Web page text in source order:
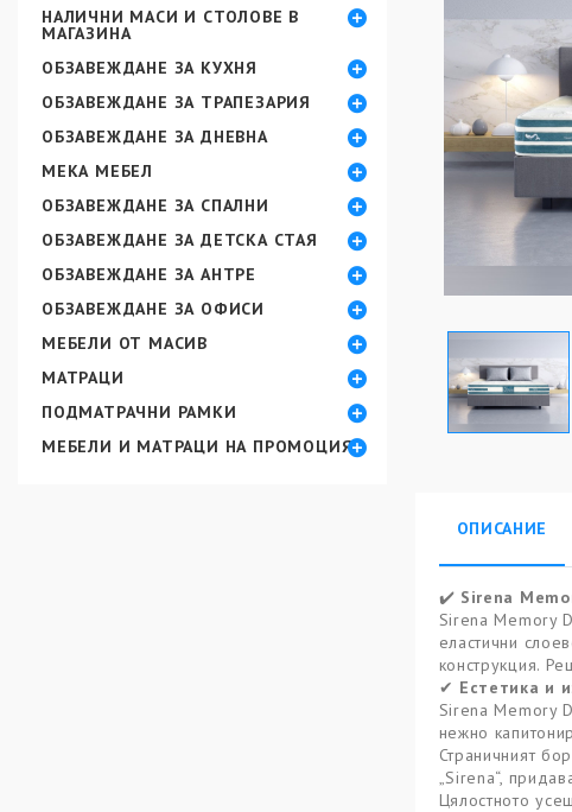
НАЛИЧНИ МАСИ И СТОЛОВЕ В
МАГАЗИНА
ОБЗАВЕЖДАНЕ ЗА КУХНЯ
ОБЗАВЕЖДАНЕ ЗА ТРАПЕЗАРИЯ
ОБЗАВЕЖДАНЕ ЗА ДНЕВНА
МЕКА МЕБЕЛ
ОБЗАВЕЖДАНЕ ЗА СПАЛНИ
ОБЗАВЕЖДАНЕ ЗА ДЕТСКА СТАЯ
ОБЗАВЕЖДАНЕ ЗА АНТРЕ
ОБЗАВЕЖДАНЕ ЗА ОФИСИ
МЕБЕЛИ ОТ МАСИВ
МАТРАЦИ
ПОДМАТРАЧНИ РАМКИ
МЕБЕЛИ И МАТРАЦИ НА ПРОМОЦИЯ
ОПИСАНИЕ
✔️ Sirena
Sirena Memory
еластични
конструкция.
✔ Естетика и
Sirena Memory
нежно
Страничният
„Sirena“,
Цялостното